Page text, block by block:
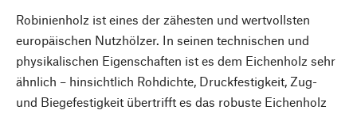
Robinienholz ist eines der zähesten und wertvollsten
europäischen Nutzhölzer. In seinen technischen und
physikalischen Eigenschaften ist es dem Eichenholz sehr
ähnlich – hinsichtlich Rohdichte, Druckfestigkeit, Zug-
und Biegefestigkeit übertrifft es das robuste Eichenholz